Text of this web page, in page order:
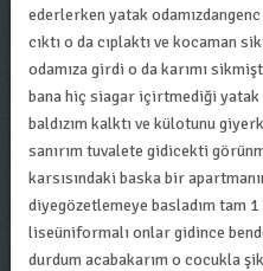
ederlerken yatak
cıktı o da cıplaktı ve kocaman
odamıza girdi o da karımı
bana hiç siagar içirtmediği
baldızım kalktı ve külotunu
sanırım tuvalete gidicekti
karsısındaki baska bir
diyegözetlemeye basladım tam
liseüniformalı onlar gidince
durdum acabakarım o cocukla